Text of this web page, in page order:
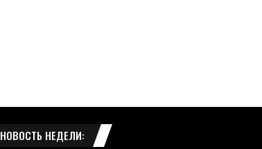
НОВОСТЬ НЕДЕЛИ: